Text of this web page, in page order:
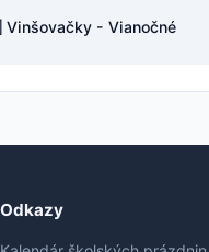
Vinšovačky - Vianočné
Odkazy